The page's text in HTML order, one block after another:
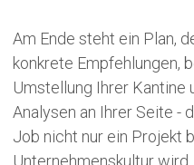
Am Ende steht ein Plan,
konkrete Empfehlungen,
Umstellung Ihrer Kantine
Analysen an Ihrer Seite -
Job nicht nur ein Projekt
Unternehmenskultur wird.